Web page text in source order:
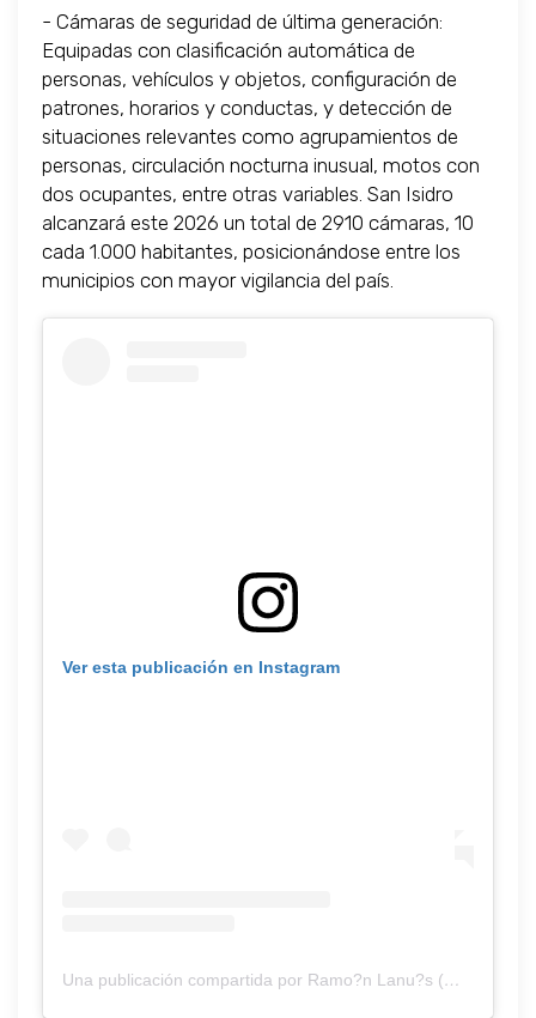
- Cámaras de seguridad de última generación:
Equipadas con clasificación automática de
personas, vehículos y objetos, configuración de
patrones, horarios y conductas, y detección de
situaciones relevantes como agrupamientos de
personas, circulación nocturna inusual, motos con
dos ocupantes, entre otras variables. San Isidro
alcanzará este 2026 un total de 2910 cámaras, 10
cada 1.000 habitantes, posicionándose entre los
municipios con mayor vigilancia del país.
Ver esta publicación en Instagram
Una publicación compartida por Ramo?n Lanu?s (@ramonlanus)